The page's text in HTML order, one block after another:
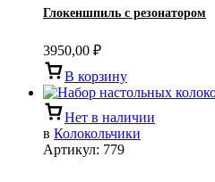
Глокеншпиль с резонатором
3950,00 ₽
В корзину
Нет в наличии
в Колокольчики
Артикул: 779